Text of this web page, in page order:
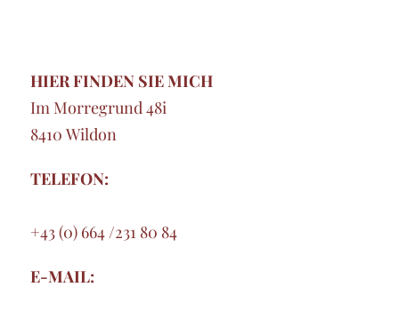
HIER FINDEN SIE MICH
Im Morregrund 48i
8410 Wildon
TELEFON:
+43 (0) 664 /231 80 84
E-MAIL: